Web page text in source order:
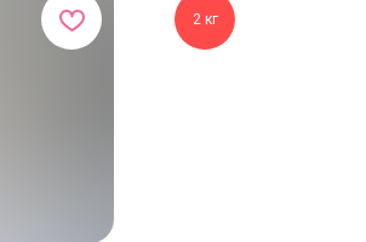
2 кг